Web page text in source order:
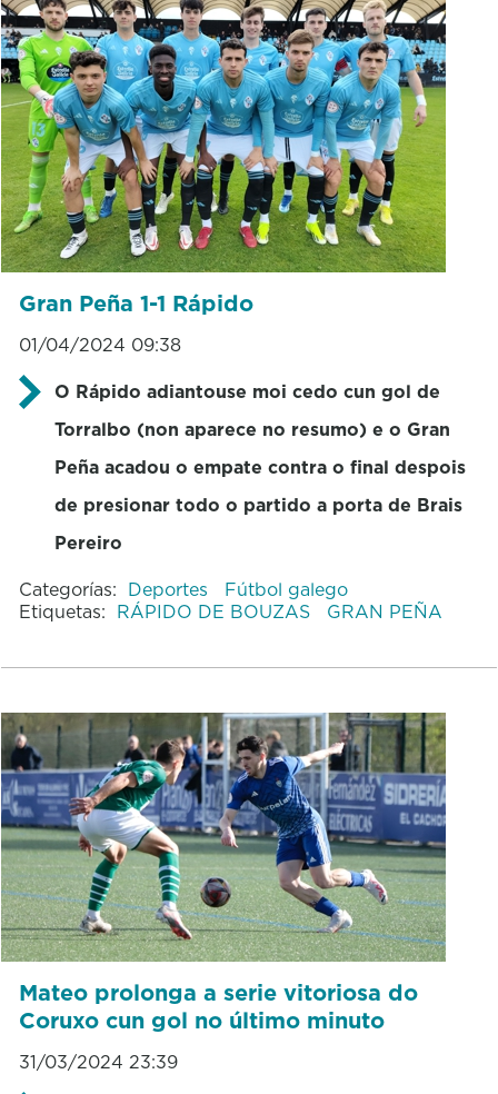
Gran Peña 1-1 Rápido
01/04/2024 09:38
O Rápido adiantouse moi cedo cun gol de
Torralbo (non aparece no resumo) e o Gran
Peña acadou o empate contra o final despois
de presionar todo o partido a porta de Brais
Pereiro
Categorías: Deportes
Fútbol galego
Etiquetas: RÁPIDO DE BOUZAS GRAN PEÑA
Mateo prolonga a serie vitoriosa do
Coruxo cun gol no último minuto
31/03/2024 23:39